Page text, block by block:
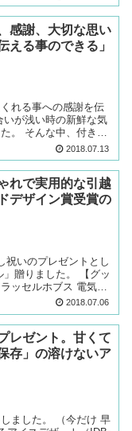
感謝、大切な思い
える事のできる」
れる事への感謝を伝
いが浅い時の新鮮な気
。 そんな中、付き合
ていてラブ・ダ...
2018.07.13
れで実用的な引越
デザイン賞受賞の
祝いのプレゼントとし
贈りました。 【グッ
ッセルホブス 電気カ
2018.07.06
レゼント。甘くて
存」の溶けないア
ました。 （今だけ 早